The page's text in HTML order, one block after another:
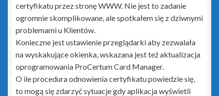
Rachmistrz Nexo Pro
Rewizor Nexo
Rewizor Nexo Pro
Sello nx
certyfikatu przez stronę WWW. Nie jest to zadanie
ogromnie skomplikowane, ale spotkałem się z dziwnymi
problemami u Klientów.
Konieczne jest ustawienie przeglądarki aby zezwalała
na wyskakujące okienka, wskazana jest też aktualizacja
oprogramowania ProCertum Card Manager.
O ile procedura odnowienia certyfikatu powiedzie się,
to mogą się zdarzyć sytuacje gdy aplikacja wyświetli